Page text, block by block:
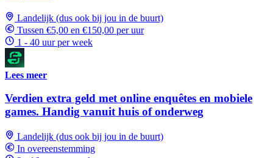
Landelijk (dus ook bij jou in de buurt)
Tussen €5,00 en €150,00 per uur
1 - 40 uur per week
Lees meer
Verdien extra geld met online enquêtes en mobiele
games. Handig vanuit huis of onderweg
Landelijk (dus ook bij jou in de buurt)
In overeenstemming